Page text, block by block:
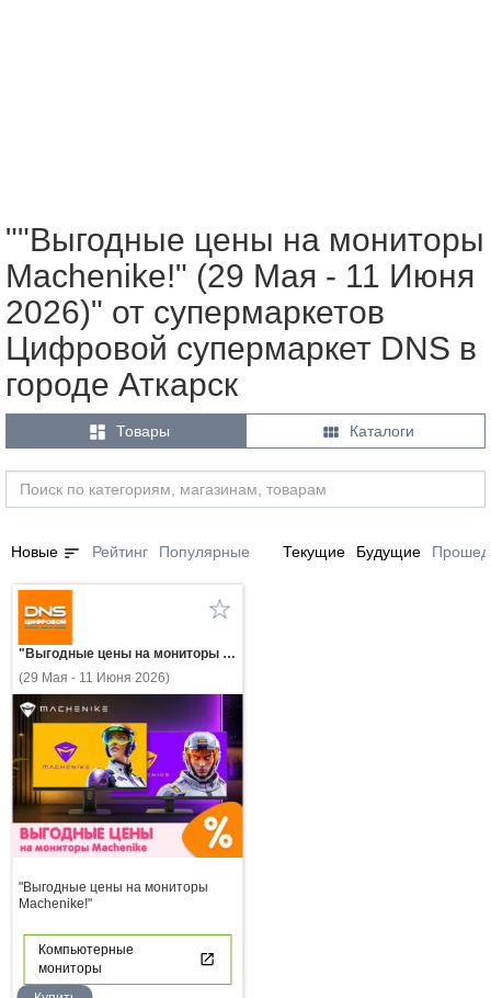
""Выгодные цены на мониторы
Machenike!" (29 Мая - 11 Июня
2026)" от супермаркетов
Цифровой супермаркет DNS в
городе Аткарск
 Товары  Каталоги
Новые sort Рейтинг Популярные Текущие Будущие
"Выгодные цены на мониторы Machenike!"
(29 Мая - 11 Июня 2026)
"Выгодные цены на мониторы
Machenike!"
Компьютерные
мониторы